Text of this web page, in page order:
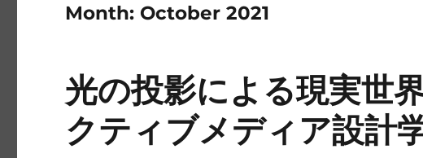
Month: October 2021
光の投影による現実世
クティブメディア設計